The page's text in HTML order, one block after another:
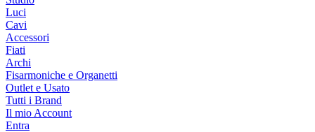
Luci
Cavi
Accessori
Fiati
Archi
Fisarmoniche e Organetti
Outlet e Usato
Tutti i Brand
Il mio Account
Entra